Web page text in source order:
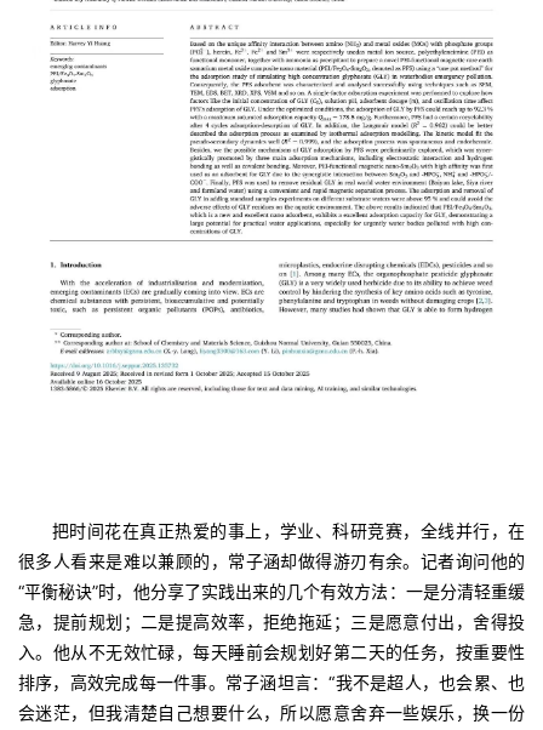
把时间花在真正热爱的事上，学业、科研竞赛，全线并行，在
很多人看来是难以兼顾的，常子涵却做得游刃有余。记者询问他的
“平衡秘诀”时，他分享了实践出来的几个有效方法：一是分清轻重缓
急，提前规划；二是提高效率，拒绝拖延；三是愿意付出，舍得投
入。他从不无效忙碌，每天睡前会规划好第二天的任务，按重要性
排序，高效完成每一件事。常子涵坦言：“我不是超人，也会累、也
会迷茫，但我清楚自己想要什么，所以愿意舍弃一些娱乐，换一份